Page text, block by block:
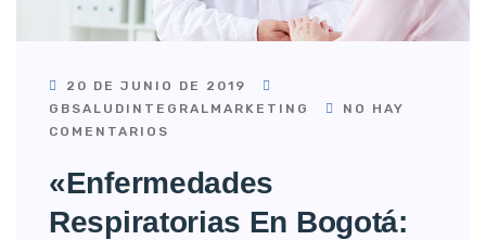
20 DE JUNIO DE 2019
GBSALUDINTEGRALMARKETING
NO HAY
COMENTARIOS
«Enfermedades
Respiratorias En Bogotá: